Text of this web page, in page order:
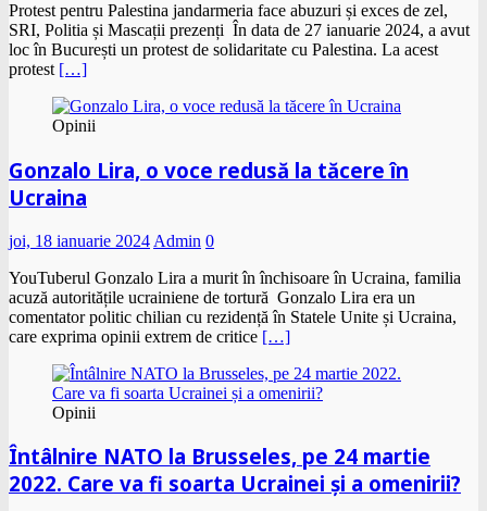
Protest pentru Palestina jandarmeria face abuzuri și exces de zel,
SRI, Politia și Mascații prezenți În data de 27 ianuarie 2024, a avut
loc în București un protest de solidaritate cu Palestina. La acest
protest […]
Opinii
Gonzalo Lira, o voce redusă la tăcere în
Ucraina
joi, 18 ianuarie 2024 Admin 0
YouTuberul Gonzalo Lira a murit în închisoare în Ucraina, familia
acuză autoritățile ucrainiene de tortură Gonzalo Lira era un
comentator politic chilian cu rezidență în Statele Unite și Ucraina,
care exprima opinii extrem de critice […]
Opinii
Întâlnire NATO la Brusseles, pe 24 martie
2022. Care va fi soarta Ucrainei și a omenirii?